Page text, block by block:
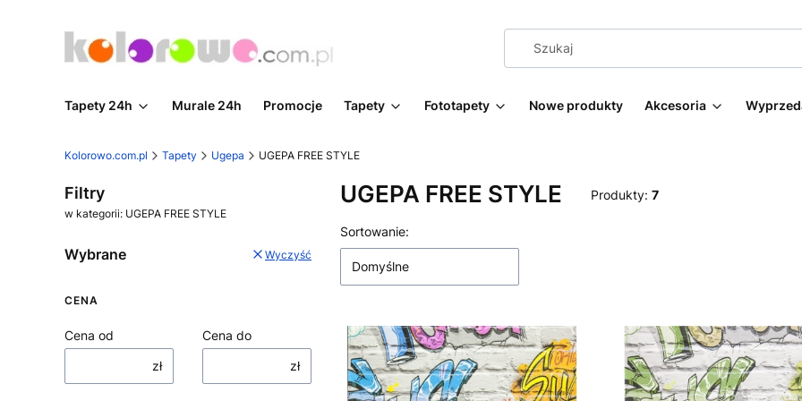
Tapety 24h Murale 24h Promocje Tapety Fototapety Nowe produkty Akcesoria
Kolorowo.com.pl Tapety Ugepa UGEPA FREE STYLE
Filtry
w kategorii: UGEPA FREE STYLE
Wybrane Wyczyść
CENA
Cena od
zł
Cena do
zł
UGEPA FREE STYLE Produkty: 7
Lista produktów
Sortowanie:
Domyślne